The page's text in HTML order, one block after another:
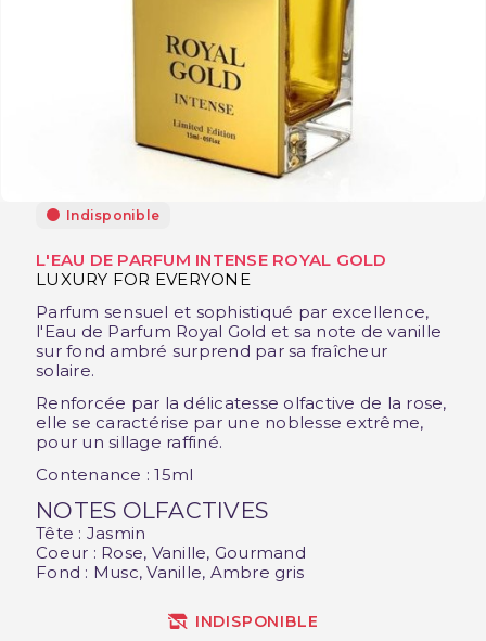
Indisponible
L'EAU DE PARFUM INTENSE ROYAL GOLD
LUXURY FOR EVERYONE
Parfum sensuel et sophistiqué par excellence,
l'Eau de Parfum Royal Gold et sa note de vanille
sur fond ambré surprend par sa fraîcheur
solaire.
Renforcée par la délicatesse olfactive de la rose,
elle se caractérise par une noblesse extrême,
pour un sillage raffiné.
Contenance : 15ml
NOTES OLFACTIVES
Tête : Jasmin
Coeur : Rose, Vanille, Gourmand
Fond : Musc, Vanille, Ambre gris
INDISPONIBLE